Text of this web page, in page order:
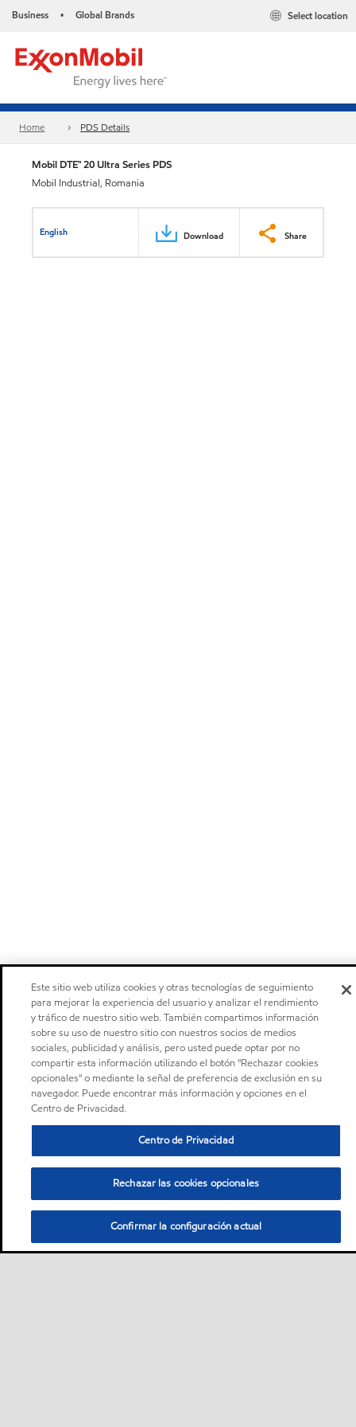
Business • Global Brands Select location
Home PDS Details
Mobil DTE™ 20 Ultra Series PDS
Mobil Industrial, Romania
English Download Share
Este sitio web utiliza cookies y otras tecnologías de seguimiento
para mejorar la experiencia del usuario y analizar el rendimiento
y tráfico de nuestro sitio web. También compartimos información
sobre su uso de nuestro sitio con nuestros socios de medios
sociales, publicidad y análisis, pero usted puede optar por no
compartir esta información utilizando el botón "Rechazar cookies
opcionales" o mediante la señal de preferencia de exclusión en su
navegador. Puede encontrar más información y opciones en el
Centro de Privacidad.
Centro de Privacidad
Rechazar las cookies opcionales
Confirmar la configuración actual